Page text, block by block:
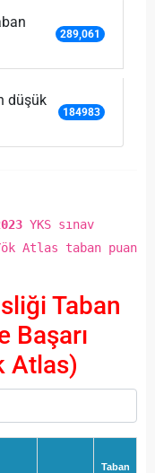
289,061
düşük
184983
YKS sınav
Atlas taban puan
Taban
Başarı
Atlas)
Taban